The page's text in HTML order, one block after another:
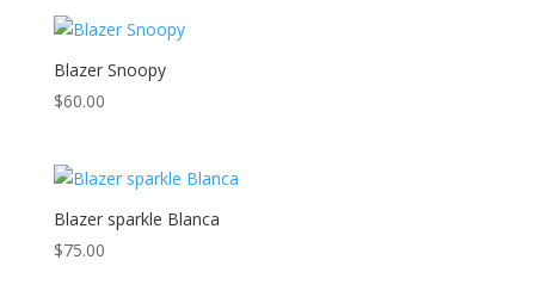
Blazer Snoopy
$60.00
Blazer sparkle Blanca
$75.00